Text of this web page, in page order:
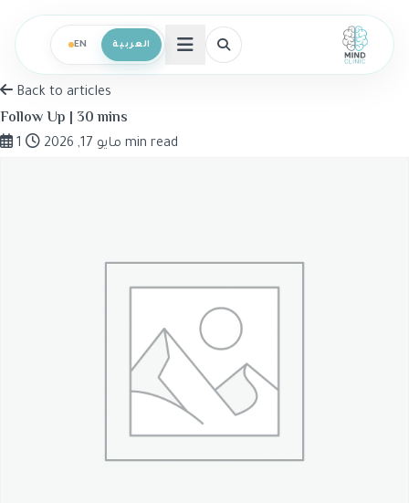
فتح القائمة
العربية EN
Back to articles
Follow Up | 30 mins
مايو 17, 2026 1 min read